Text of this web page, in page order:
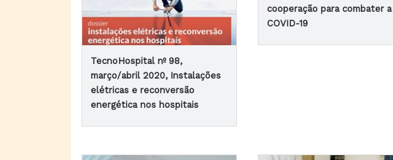
TecnoHospital nº 98,
março/abril 2020, Instalações
elétricas e reconversão
energética nos hospitais
cooperação para combater a
COVID-19